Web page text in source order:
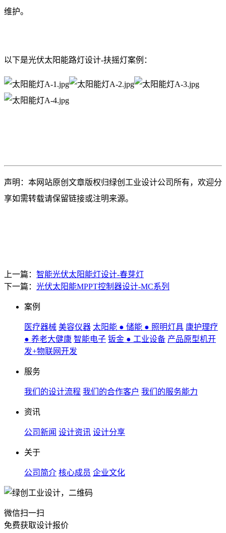
维护。
以下是光伏太阳能路灯设计-扶摇灯案例：
声明：本网站原创文章版权归绿创工业设计公司所有，欢迎分
享如需转载请保留链接或注明来源。
上一篇： 智能光伏太阳能灯设计-春芽灯
下一篇： 光伏太阳能MPPT控制器设计-MC系列
案例
医疗器械 美容仪器 太阳能 ● 储能 ● 照明灯具 康护理疗
● 养老大健康 智能电子 钣金 ● 工业设备 产品原型机开
发+物联网开发
服务
我们的设计流程 我们的合作客户 我们的服务能力
资讯
公司新闻 设计资讯 设计分享
关于
公司简介 核心成员 企业文化
微信扫一扫
免费获取设计报价